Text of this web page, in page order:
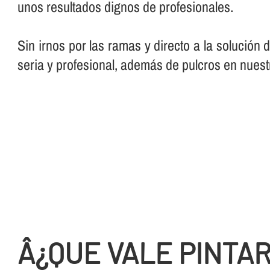
unos resultados dignos de profesionales.
Sin irnos por las ramas y directo a la solución
seria y profesional, además de pulcros en
Â¿QUE VALE